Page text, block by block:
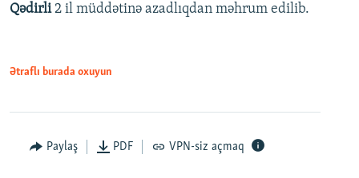
Qədirli2 il müddətinə azadlıqdan məhrum edilib.
Ətraflı burada oxuyun
Paylaş PDF VPN-siz açmaq